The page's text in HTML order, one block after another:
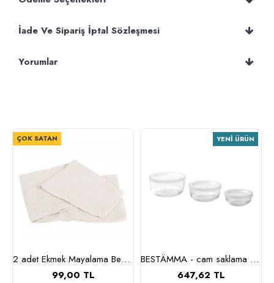
İade Ve Sipariş İptal Sözleşmesi
Yorumlar
ÇOK SATAN
2 adet Ekmek Mayalama Bezi 50x70 cm, %100 Pamuk Amerikan Pasa Bezi
99,00 TL
YENI ÜRÜN
BESTÄMMA - cam saklama kabı seti (cam)
647,62 TL